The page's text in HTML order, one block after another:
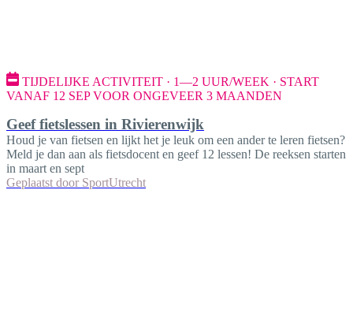
TIJDELIJKE ACTIVITEIT · 1—2 UUR/WEEK · START
VANAF 12 SEP VOOR ONGEVEER 3 MAANDEN
Geef fietslessen in Rivierenwijk
Houd je van fietsen en lijkt het je leuk om een ander te leren fietsen?
Meld je dan aan als fietsdocent en geef 12 lessen! De reeksen starten
in maart en sept
Geplaatst door SportUtrecht